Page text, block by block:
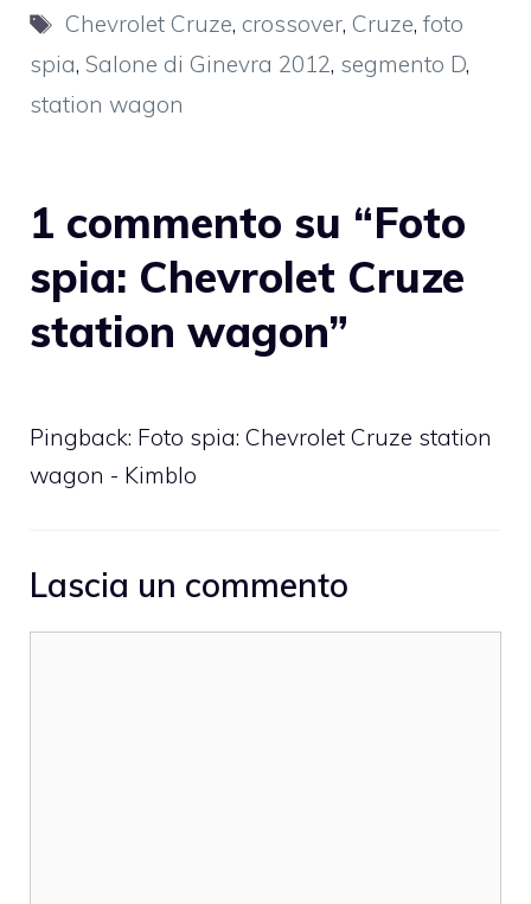
Tag
Chevrolet Cruze, crossover, Cruze,foto
spia, Salone di Ginevra 2012, segmento D,
station wagon
1 commento su “Foto
spia: Chevrolet Cruze
station wagon”
Pingback: Foto spia: Chevrolet Cruze station
wagon - Kimblo
Lascia un commento